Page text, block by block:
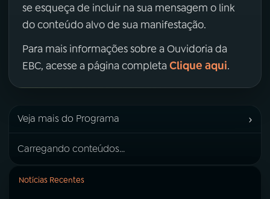
se esqueça de incluir na sua mensagem o link
do conteúdo alvo de sua manifestação.
Para mais informações sobre a Ouvidoria da
EBC, acesse a página completa Clique aqui.
Veja mais do Programa ›
Carregando conteúdos...
Notícias Recentes